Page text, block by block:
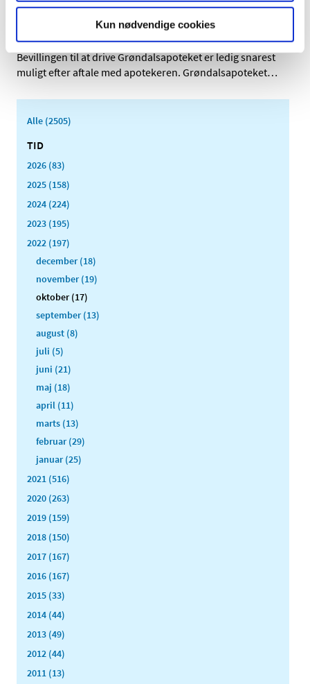
Kun nødvendige cookies
Genopslag: Ledig bevilling til
Grøndalsapoteket
|5. oktober 2022|
Bevillingen til at drive Grøndalsapoteket er ledig snarest
muligt efter aftale med apotekeren. Grøndalsapoteket…
Alle (2505)
TID
2026 (83)
2025 (158)
2024 (224)
2023 (195)
2022 (197)
december (18)
november (19)
oktober (17)
september (13)
august (8)
juli (5)
juni (21)
maj (18)
april (11)
marts (13)
februar (29)
januar (25)
2021 (516)
2020 (263)
2019 (159)
2018 (150)
2017 (167)
2016 (167)
2015 (33)
2014 (44)
2013 (49)
2012 (44)
2011 (13)